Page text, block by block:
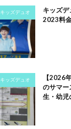
キッズデュオ
キッズ
2023料
キッズデュオ
【2026
のサマー
生・幼児